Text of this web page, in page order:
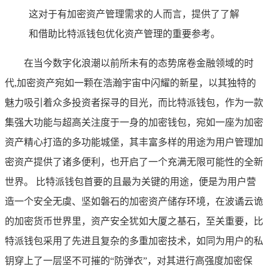
这对于有加密资产管理需求的人而言，提供了了解
和借助比特派钱包优化资产管理的重要参考。
在当今数字化浪潮以前所未有的态势席卷金融领域的时
代,加密资产宛如一颗在浩瀚宇宙中闪耀的新星，以其独特的
魅力吸引着众多投资者探寻的目光，而比特派钱包，作为一款
集强大功能与超高关注度于一身的加密钱包，宛如一座为加密
资产精心打造的多功能城堡，其丰富多样的用途为用户管理加
密资产提供了诸多便利，也开启了一个充满无限可能性的全新
世界。 比特派钱包首要的且最为关键的用途，便是为用户营
造一个安全无虞、坚如磐石的加密资产储存环境，在波谲云诡
的加密货币世界里，资产安全犹如大厦之基石，至关重要，比
特派钱包采用了先进且复杂的多重加密技术，如同为用户的私
钥穿上了一层坚不可摧的“防弹衣”，对其进行高强度加密保